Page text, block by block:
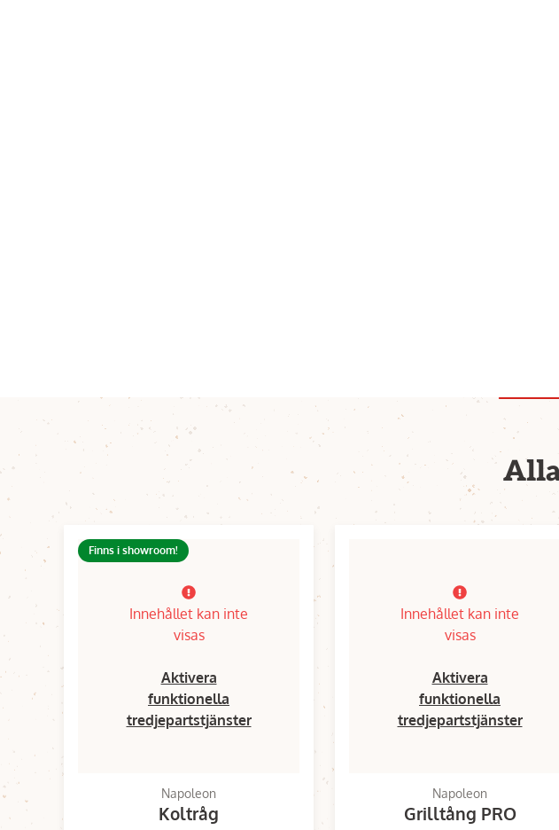
Finns i showroom!
Innehållet kan inte
visas
Aktivera
funktionella
tredjepartstjänster
Napoleon
Koltråg
Innehållet kan inte
visas
Aktivera
funktionella
tredjepartstjänster
Napoleon
Grilltång PRO